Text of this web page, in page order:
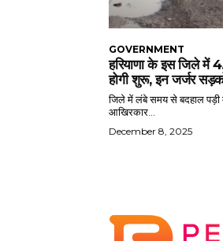
GOVERNMENT
हरियाणा के इस जिले में
होगी शुरू, इन जर्जर
जिले में लंबे समय से बदहाल पड़ी
आखिरकार...
December 8, 2025